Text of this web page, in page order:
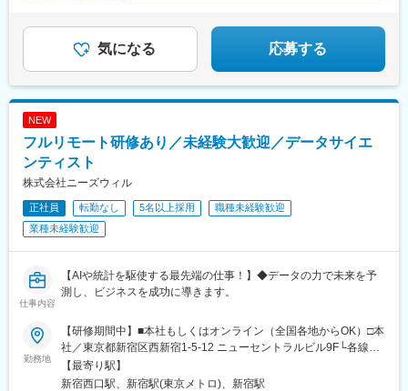
気になる 応募する
NEW
フルリモート研修あり／未経験大歓迎／データサイエ
ンティスト
株式会社ニーズウィル
正社員 転勤なし 5名以上採用
職種未経験歓迎
業種未経験歓迎
仕事内容
【AIや統計を駆使する最先端の仕事！】◆データの力で未来を予
測し、ビジネスを成功に導きます。
勤務地
【研修期間中】■本社もしくはオンライン（全国各地からOK）□本
社／東京都新宿区西新宿1-5-12 ニューセントラルビル9F└各線
「新宿」駅より徒歩3分└都営大江戸線「新宿西口」駅より徒歩2
分【研修終了後】■東京23区を中心とした全国各地のITプロジェク
【最寄り駅】
新宿西口駅、新宿駅(東京メトロ)、新宿駅